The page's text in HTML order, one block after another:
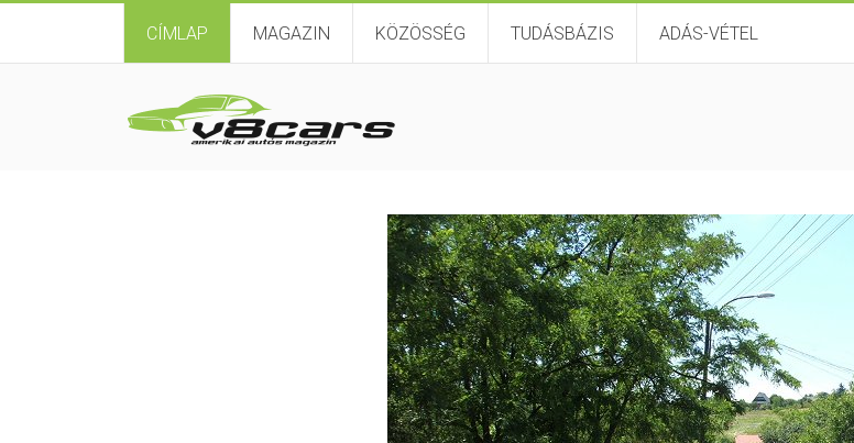
CÍMLAP MAGAZIN KÖZÖSSÉG TUDÁSBÁZIS ADÁS-VÉTEL